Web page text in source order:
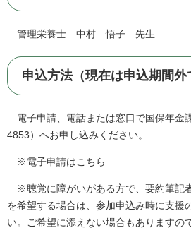
管理栄養士 中村 悟子 先生
申込方法（現在は申込期間外
電子申請、電話または窓口で国保年金
4853）へお申し込みください。
※電子申請はこちら
※聴覚に障がいがある方で、要約筆記
を希望する場合は、参加申込み時に支援
い。ご希望に添えない場合もありますの